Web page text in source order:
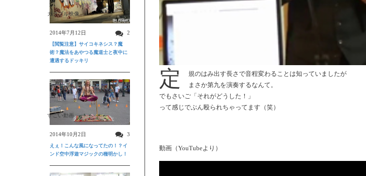
定
規のはみ出す長さで音程変わることは知っていましたが
まさか第九を演奏するなんて。
でもさいご「それがどうした！」
って感じでぶん殴られちゃってます（笑）
動画（YouTubeより）
ガクブル映像
2014年7月12日 2
【閲覧注意】サイコキネシス？魔
術？魔法をあやつる魔道士と夜中に
遭遇するドッキリ
すごい動画
2014年10月2日 3
えぇ！こんな風になってたの！？イ
ンド空中浮遊マジックの種明かし！